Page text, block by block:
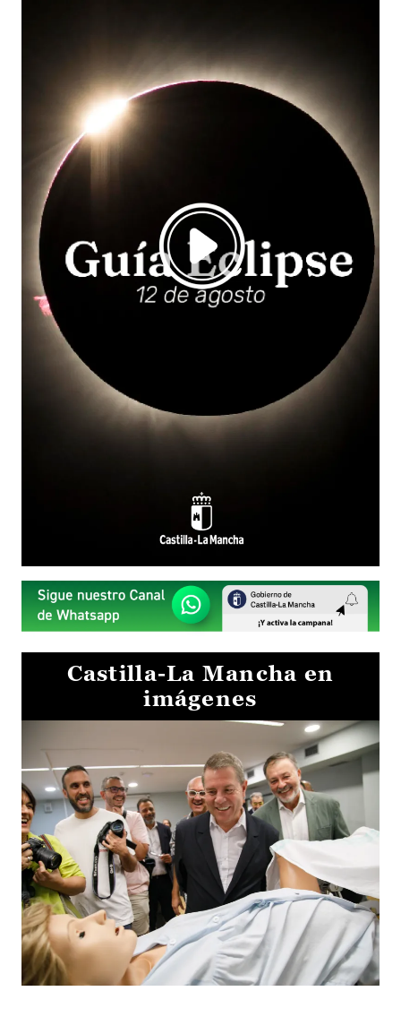
Castilla-La Mancha en
imágenes